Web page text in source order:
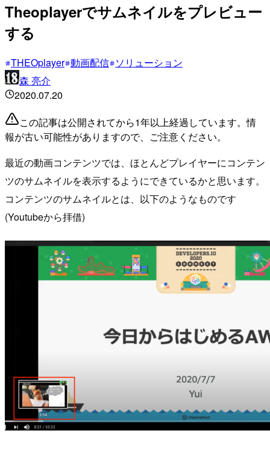
Theoplayerでサムネイルをプレビュー
する
THEOplayer 動画配信 ソリューション
森 亮介
2020.07.20
この記事は公開されてから1年以上経過しています。情
報が古い可能性がありますので、ご注意ください。
最近の動画コンテンツでは、ほとんどプレイヤーにコンテン
ツのサムネイルを表示するようにできているかと思います。
コンテンツのサムネイルとは、以下のようなものです
(Youtubeから拝借)